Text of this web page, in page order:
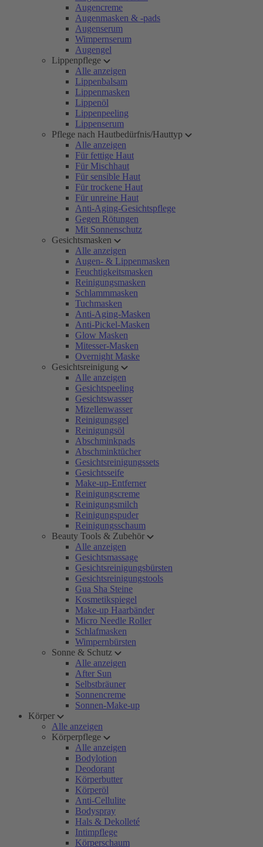
Augencreme
Augenmasken & -pads
Augenserum
Wimpernserum
Augengel
Lippenpflege
Alle anzeigen
Lippenbalsam
Lippenmasken
Lippenöl
Lippenpeeling
Lippenserum
Pflege nach Hautbedürfnis/Hauttyp
Alle anzeigen
Für fettige Haut
Für Mischhaut
Für sensible Haut
Für trockene Haut
Für unreine Haut
Anti-Aging-Gesichtspflege
Gegen Rötungen
Mit Sonnenschutz
Gesichtsmasken
Alle anzeigen
Augen- & Lippenmasken
Feuchtigkeitsmasken
Reinigungsmasken
Schlammmasken
Tuchmasken
Anti-Aging-Masken
Anti-Pickel-Masken
Glow Masken
Mitesser-Masken
Overnight Maske
Gesichtsreinigung
Alle anzeigen
Gesichtspeeling
Gesichtswasser
Mizellenwasser
Reinigungsgel
Reinigungsöl
Abschminkpads
Abschminktücher
Gesichtsreinigungssets
Gesichtsseife
Make-up-Entferner
Reinigungscreme
Reinigungsmilch
Reinigungspuder
Reinigungsschaum
Beauty Tools & Zubehör
Alle anzeigen
Gesichtsmassage
Gesichtsreinigungsbürsten
Gesichtsreinigungstools
Gua Sha Steine
Kosmetikspiegel
Make-up Haarbänder
Micro Needle Roller
Schlafmasken
Wimpernbürsten
Sonne & Schutz
Alle anzeigen
After Sun
Selbstbräuner
Sonnencreme
Sonnen-Make-up
Körper
Alle anzeigen
Körperpflege
Alle anzeigen
Bodylotion
Deodorant
Körperbutter
Körperöl
Anti-Cellulite
Bodyspray
Hals & Dekolleté
Intimpflege
Körperschaum